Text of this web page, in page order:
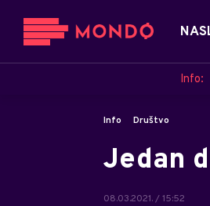
Info:
Info Društvo
Jedan
08.03.2021. / 15:52